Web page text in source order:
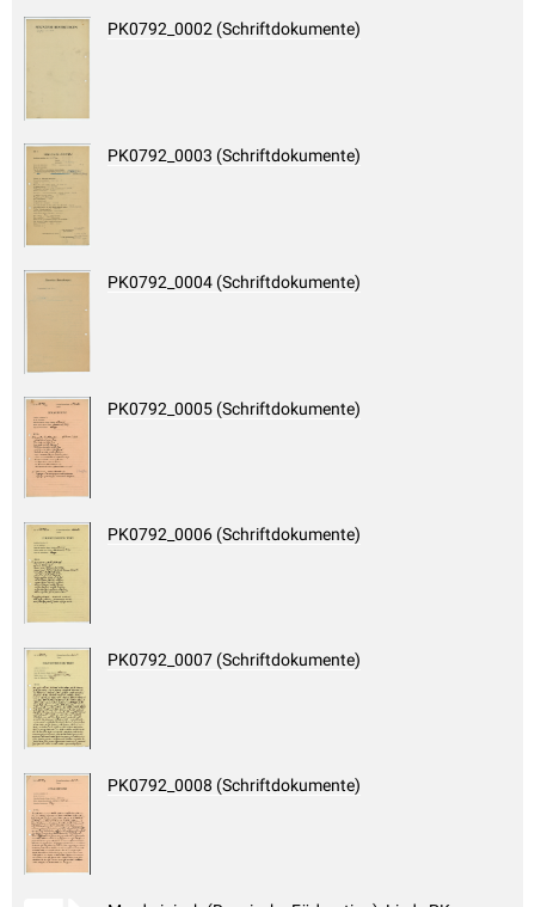
PK0792_0002 (Schriftdokumente)
PK0792_0003 (Schriftdokumente)
PK0792_0004 (Schriftdokumente)
PK0792_0005 (Schriftdokumente)
PK0792_0006 (Schriftdokumente)
PK0792_0007 (Schriftdokumente)
PK0792_0008 (Schriftdokumente)